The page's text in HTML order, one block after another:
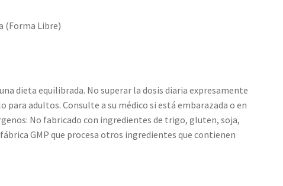
(Forma Libre)
dieta equilibrada. No superar la dosis diaria expresamente
para adultos. Consulte a su médico si está embarazada o en
No fabricado con ingredientes de trigo, gluten, soja,
GMP que procesa otros ingredientes que contienen